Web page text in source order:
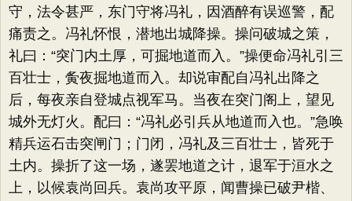
守，法令甚严，东门守将冯礼，因酒醉有误巡警，配
痛责之。冯礼怀恨，潜地出城降操。操问破城之策，
礼曰：“突门内土厚，可掘地道而入。”操便命冯礼引三
百壮士，夤夜掘地道而入。却说审配自冯礼出降之
后，每夜亲自登城点视军马。当夜在突门阁上，望见
城外无灯火。配曰：“冯礼必引兵从地道而入也。”急唤
精兵运石击突闸门；门闭，冯礼及三百壮士，皆死于
土内。操折了这一场，遂罢地道之计，退军于洹水之
上，以候袁尚回兵。袁尚攻平原，闻曹操已破尹楷、